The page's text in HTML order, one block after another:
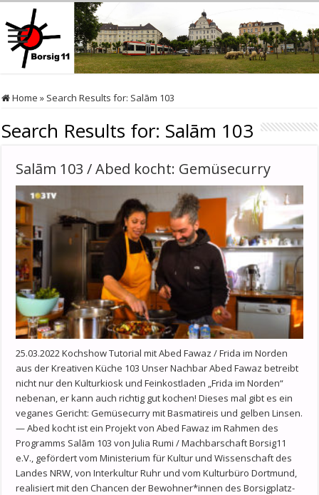
Home » Search Results for: Salām 103
Search Results for: Salām 103
Salām 103 / Abed kocht: Gemüsecurry
25.03.2022 Kochshow Tutorial mit Abed Fawaz / Frida im Norden
aus der Kreativen Küche 103 Unser Nachbar Abed Fawaz betreibt
nicht nur den Kulturkiosk und Feinkostladen „Frida im Norden“
nebenan, er kann auch richtig gut kochen! Dieses mal gibt es ein
veganes Gericht: Gemüsecurry mit Basmatireis und gelben Linsen.
— Abed kocht ist ein Projekt von Abed Fawaz im Rahmen des
Programms Salām 103 von Julia Rumi / Machbarschaft Borsig11
e.V., gefördert vom Ministerium für Kultur und Wissenschaft des
Landes NRW, von Interkultur Ruhr und vom Kulturbüro Dortmund,
realisiert mit den Chancen der Bewohner*innen des Borsigplatz-